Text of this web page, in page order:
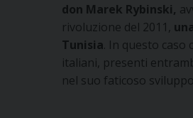
don Marek Rybinski,
rivoluzione del 2011,
Tunisia. In questo caso
italiani, presenti
nel suo faticoso